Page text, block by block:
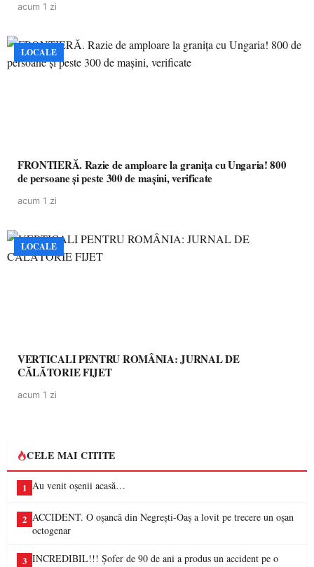
acum 1 zi
LOCALE
FRONTIERĂ. Razie de amploare la granița cu Ungaria! 800
de persoane și peste 300 de mașini, verificate
acum 1 zi
LOCALE
VERTICALI PENTRU ROMÂNIA: JURNAL DE
CĂLĂTORIE FIJET
acum 1 zi
CELE MAI CITITE
1 Au venit oșenii acasă…
2 ACCIDENT. O oșancă din Negrești-Oaș a lovit pe trecere un oșan
octogenar
3 INCREDIBIL!!! Șofer de 90 de ani a produs un accident pe o